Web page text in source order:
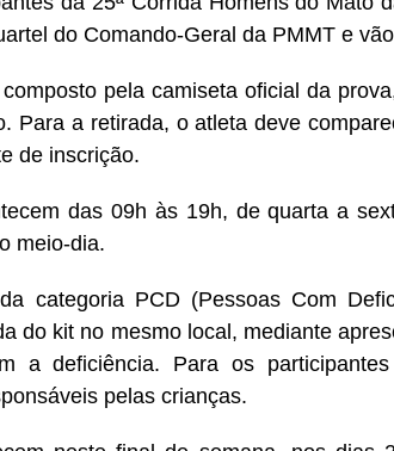
do Comando-Geral da PMMT e
pela camiseta oficial da
Para a retirada, o atleta deve
de inscrição.
das 09h às 19h, de quarta a
meio-dia.
categoria PCD (Pessoas Com
do kit no mesmo local, mediante
a deficiência. Para os
pelas crianças.